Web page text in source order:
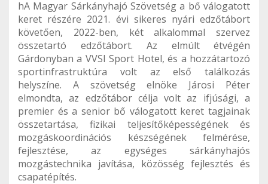
hA Magyar Sárkányhajó Szövetség a bő válogatott
keret részére 2021. évi sikeres nyári edzőtábort
követően, 2022-ben, két alkalommal szervez
összetartó edzőtábort. Az elmúlt étvégén
Gárdonyban a VVSI Sport Hotel, és a hozzátartozó
sportinfrastruktúra volt az első találkozás
helyszíne. A szövetség elnöke Járosi Péter
elmondta, az edzőtábor célja volt az ifjúsági, a
premier és a senior bő válogatott keret tagjainak
összetartása, fizikai teljesítőképességének és
mozgáskoordinációs készségének felmérése,
fejlesztése, az egységes sárkányhajós
mozgástechnika javítása, közösség fejlesztés és
csapatépítés.